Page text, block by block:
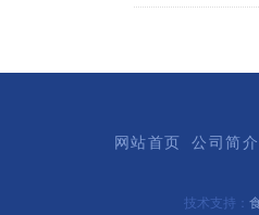
网站首页 公司简介
技术支持：